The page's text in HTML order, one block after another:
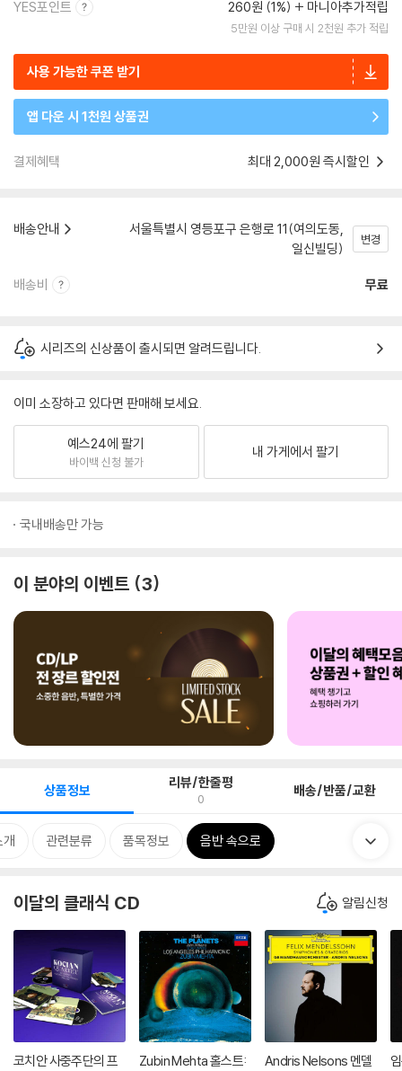
YES포인트 260원 (1%) 마니아추가적립
5만원 이상 구매 시 2천원 추가 적립
사용 가능한 쿠폰 받기
앱 다운 시 1천원 상품권
결제혜택 최대 2,000원 즉시할인
배송안내
서울특별시 영등포구 은행로 11(여의도동,
일신빌딩)
변경
배송비 무료
시리즈의 신상품이 출시되면 알려드립니다.
이미 소장하고 있다면 판매해 보세요.
예스24에 팔기
바이백 신청 불가
내 가게에서 팔기
국내배송만 가능
이 분야의 이벤트 3
상품정보 리뷰/한줄평
0 배송/반품/교환
개 관련분류 품목정보 음반 속으로
이달의 클래식 CD 알림신청
코치안 사중주단의 프
Zubin Mehta 홀스트:
Andris Nelsons 멘델